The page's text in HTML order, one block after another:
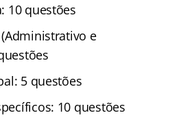
10 questões
e
5 questões
10 questões